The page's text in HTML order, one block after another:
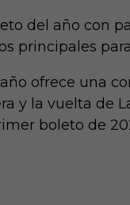
del año con
principales
ofrece una
y la vuelta de
boleto de